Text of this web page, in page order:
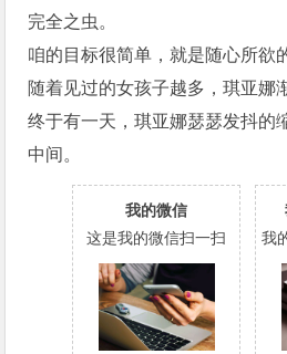
完全之虫。
咱的目标很简单，就是随心所欲
随着见过的女孩子越多，琪亚娜
终于有一天，琪亚娜瑟瑟发抖的
中间。
我的微信
这是我的微信扫一扫
我